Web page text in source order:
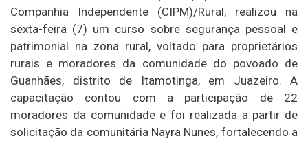
Companhia Independente (CIPM)/Rural, realizou na
sexta-feira (7) um curso sobre segurança pessoal e
patrimonial na zona rural, voltado para proprietários
rurais e moradores da comunidade do povoado de
Guanhães, distrito de Itamotinga, em Juazeiro. A
capacitação contou com a participação de 22
moradores da comunidade e foi realizada a partir de
solicitação da comunitária Nayra Nunes, fortalecendo a